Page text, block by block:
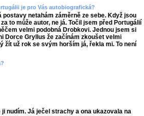
je pro Vás autobiografická?
postavy netahám záměrně ze sebe. Když jsou
to může autor, ne já. Točil jsem před Portugálií
velmi podobná Drobkovi. Jednou jsem si
Dorce Gryllus že začínám zkoušet velmi
žít už rok se svým horším já, řekla mi. To není
nudím. Já ječel strachy a ona ukazovala na